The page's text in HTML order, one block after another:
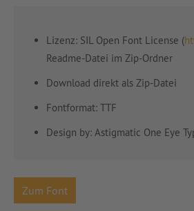
Lizenz: SIL Open Font License (
Readme-Datei im Zip-Ordner
Download direkt als Zip-Datei
Fontformat: TTF
Design by: Astigmatic One Eye
Zum Font